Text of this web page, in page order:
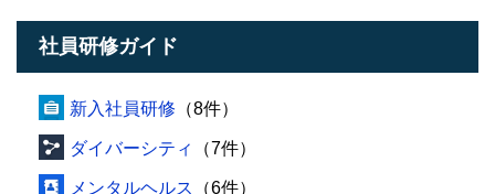
社員研修ガイド
新入社員研修 （8件）
ダイバーシティ （7件）
メンタルヘルス （6件）